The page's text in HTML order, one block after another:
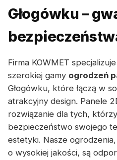
Głogówku –
Firma KOWMET
szerokiej gamy ogrodzeń
Głogówku, które łączą w
atrakcyjny design. Panele
rozwiązanie dla tych,
bezpieczeństwo swojego
estetyki. Nasze
o wysokiej jakości, są